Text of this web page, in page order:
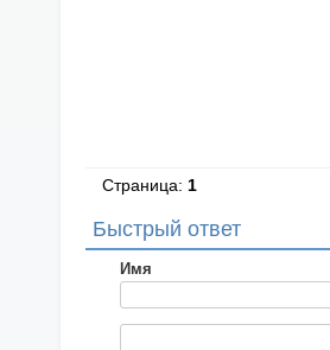
Страница: 1
Быстрый ответ
Имя